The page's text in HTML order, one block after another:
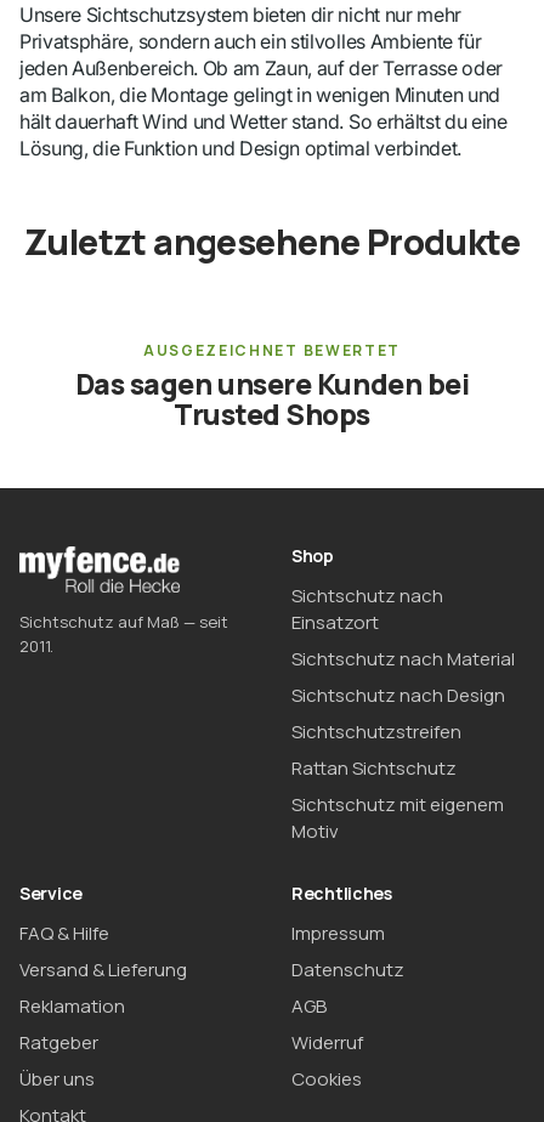
Unsere Sichtschutzsystem bieten dir nicht nur mehr
Privatsphäre, sondern auch ein stilvolles Ambiente für
jeden Außenbereich. Ob am Zaun, auf der Terrasse oder
am Balkon, die Montage gelingt in wenigen Minuten und
hält dauerhaft Wind und Wetter stand. So erhältst du eine
Lösung, die Funktion und Design optimal verbindet.
Zuletzt angesehene Produkte
AUSGEZEICHNET BEWERTET
Das sagen unsere Kunden bei
Trusted Shops
Sichtschutz auf Maß — seit
2011.
Shop
Sichtschutz nach
Einsatzort
Sichtschutz nach Material
Sichtschutz nach Design
Sichtschutzstreifen
Rattan Sichtschutz
Sichtschutz mit eigenem
Motiv
Service
FAQ & Hilfe
Versand & Lieferung
Reklamation
Ratgeber
Über uns
Kontakt
Rechtliches
Impressum
Datenschutz
AGB
Widerruf
Cookies